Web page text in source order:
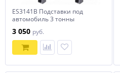
ES3141B Подставки под
автомобиль 3 тонны
3 050 руб.